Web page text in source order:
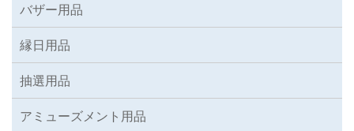
バザー用品
縁日用品
抽選用品
アミューズメント用品